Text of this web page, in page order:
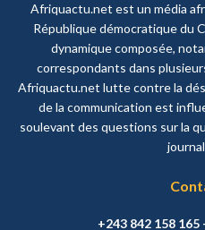
Afriquactu.net est un média
République démocratique du
dynamique composée,
correspondants dans
Afriquactu.net lutte contre la
de la communication est
soulevant des questions sur la
+243 842 158